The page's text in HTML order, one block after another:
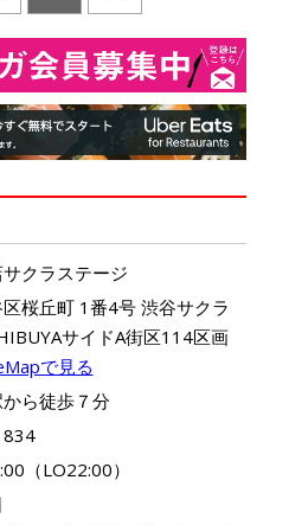
クラステージ
桜丘町 1番4号 渋谷サクラ
サイドA街区114区画
で見る
ら徒歩７分
（LO22:00）